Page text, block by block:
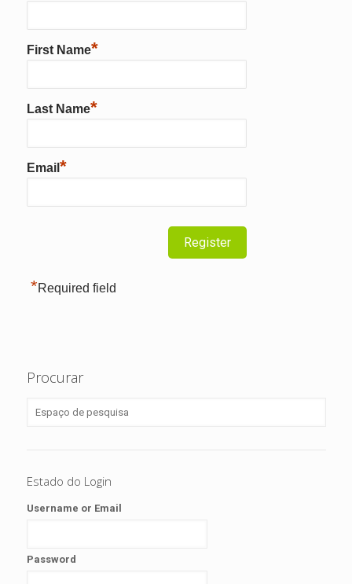
First Name*
Last Name*
Email *
*Required field
Procurar
Estado do Login
Username or Email
Password